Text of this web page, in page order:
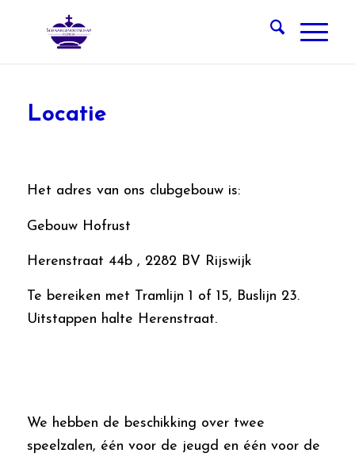
Locatie
Het adres van ons clubgebouw is:
Gebouw Hofrust
Herenstraat 44b , 2282 BV Rijswijk
Te bereiken met Tramlijn 1 of 15, Buslijn 23.
Uitstappen halte Herenstraat.
We hebben de beschikking over twee
speelzalen, één voor de jeugd en één voor de